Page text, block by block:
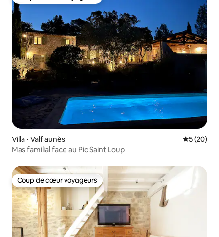
Villa ⋅ Valflaunès
5 (20)
Mas familial face au Pic Saint Loup
Coup de cœur voyageurs
Coup de cœur voyageurs